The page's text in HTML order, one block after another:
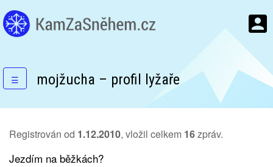
☰ mojžucha – profil lyžaře
Registrován od 1.12.2010, vložil celkem 16zpráv.
Jezdím na běžkách?